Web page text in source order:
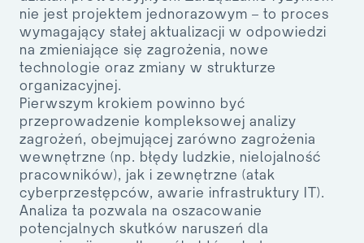
nie jest projektem jednorazowym – to proces
wymagający stałej aktualizacji w odpowiedzi
na zmieniające się zagrożenia, nowe
technologie oraz zmiany w strukturze
organizacyjnej.
Pierwszym krokiem powinno być
przeprowadzenie kompleksowej analizy
zagrożeń, obejmującej zarówno zagrożenia
wewnętrzne (np. błędy ludzkie, nielojalność
pracowników), jak i zewnętrzne (atak
cyberprzestępców, awarie infrastruktury IT).
Analiza ta pozwala na oszacowanie
potencjalnych skutków naruszeń dla